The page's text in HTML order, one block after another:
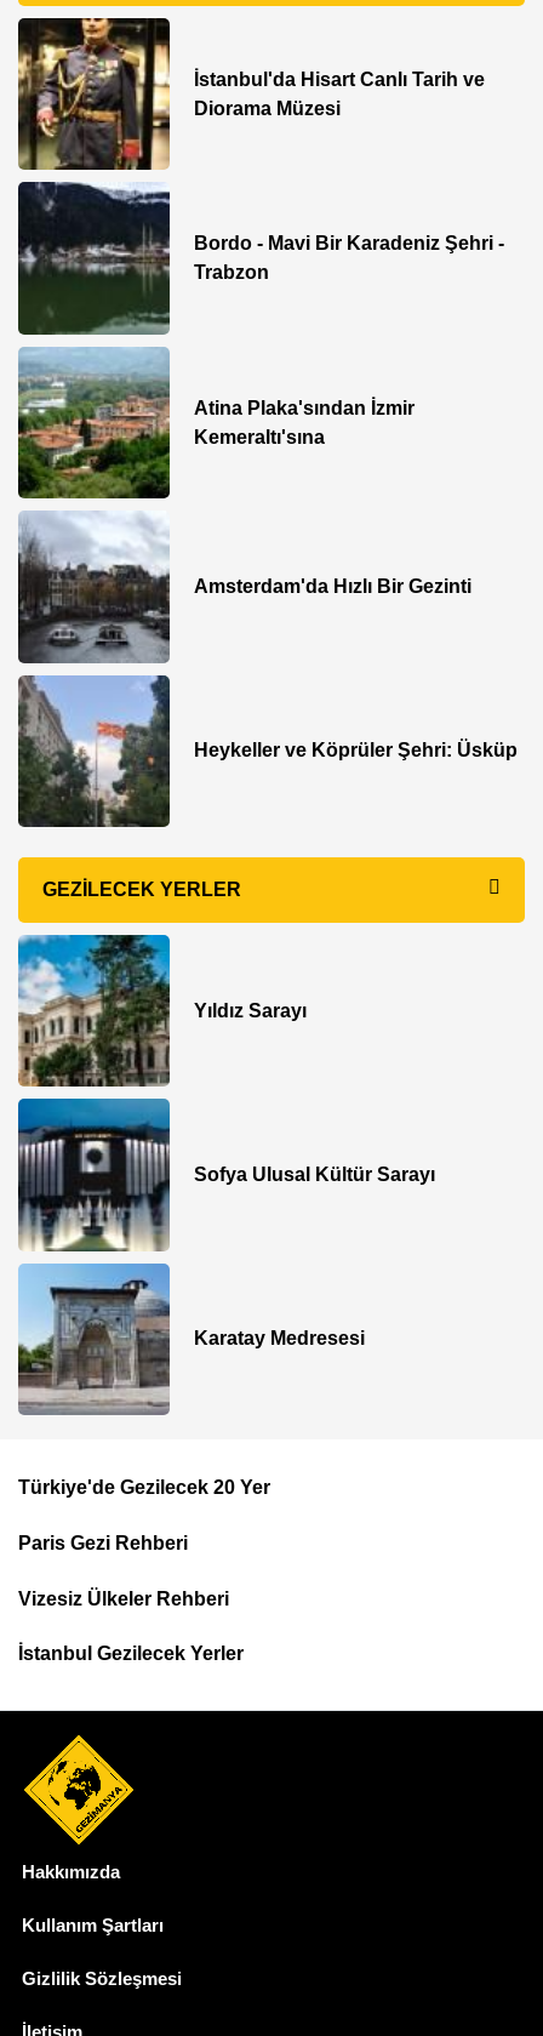
İstanbul'da Hisart Canlı Tarih ve
Diorama Müzesi
Bordo - Mavi Bir Karadeniz Şehri -
Trabzon
Atina Plaka'sından İzmir
Kemeraltı'sına
Amsterdam'da Hızlı Bir Gezinti
Heykeller ve Köprüler Şehri: Üsküp
GEZILECEK YERLER
Yıldız Sarayı
Sofya Ulusal Kültür Sarayı
Karatay Medresesi
Top
Menu
Türkiye'de Gezilecek 20 Yer
Paris Gezi Rehberi
Vizesiz Ülkeler Rehberi
İstanbul Gezilecek Yerler
Hakkımızda
Kullanım Şartları
Gizlilik Sözleşmesi
İletişim